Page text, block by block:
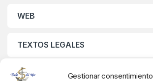
Gestionar consentimiento
WEB
TEXTOS LEGALES
MIS DATOS